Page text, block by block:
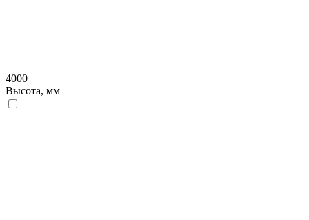
4000
Высота, мм